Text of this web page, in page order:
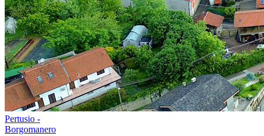
Pertusio -
Borgomanero